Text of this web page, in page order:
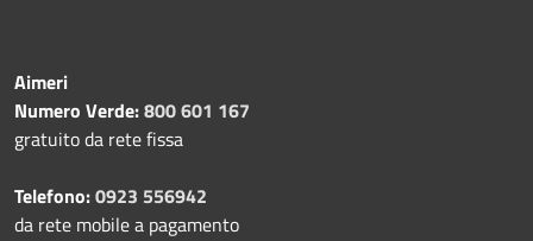
Aimeri
Numero Verde:800 601 167
gratuito da rete fissa
Telefono:0923 556942
da rete mobile a pagamento